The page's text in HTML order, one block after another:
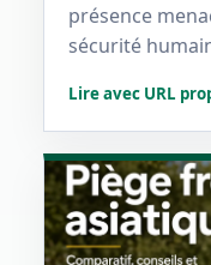
présence
sécurité
Lire avec URL